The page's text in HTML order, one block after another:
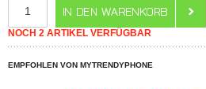
NOCH 2 ARTIKEL VERFÜGBAR
EMPFOHLEN VON MYTRENDYPHONE